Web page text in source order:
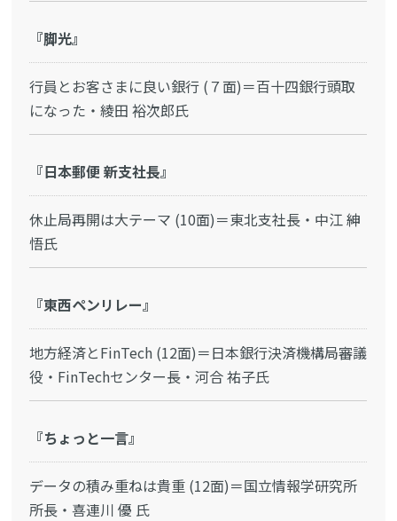
『脚光』
行員とお客さまに良い銀行 (７面)＝百十四銀行頭取
になった・綾田 裕次郎氏
『日本郵便 新支社長』
休止局再開は大テーマ (10面)＝東北支社長・中江 紳
悟氏
『東西ペンリレー』
地方経済とFinTech (12面)＝日本銀行決済機構局審議
役・FinTechセンター長・河合 祐子氏
『ちょっと一言』
データの積み重ねは貴重 (12面)＝国立情報学研究所
所長・喜連川 優 氏